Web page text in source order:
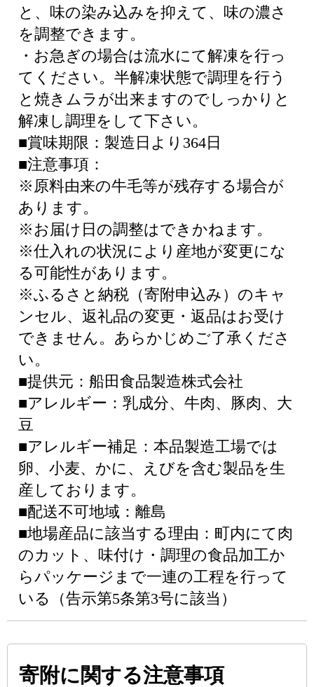
と、味の染み込みを抑えて、味の濃さ
を調整できます。
・お急ぎの場合は流水にて解凍を行っ
てください。半解凍状態で調理を行う
と焼きムラが出来ますのでしっかりと
解凍し調理をして下さい。
■賞味期限：製造日より364日
■注意事項：
※原料由来の牛毛等が残存する場合が
あります。
※お届け日の調整はできかねます。
※仕入れの状況により産地が変更にな
る可能性があります。
※ふるさと納税（寄附申込み）のキャ
ンセル、返礼品の変更・返品はお受け
できません。あらかじめご了承くださ
い。
■提供元：船田食品製造株式会社
■アレルギー：乳成分、牛肉、豚肉、大
豆
■アレルギー補足：本品製造工場では
卵、小麦、かに、えびを含む製品を生
産しております。
■配送不可地域：離島
■地場産品に該当する理由：町内にて肉
のカット、味付け・調理の食品加工か
らパッケージまで一連の工程を行って
いる（告示第5条第3号に該当）
寄附に関する注意事項